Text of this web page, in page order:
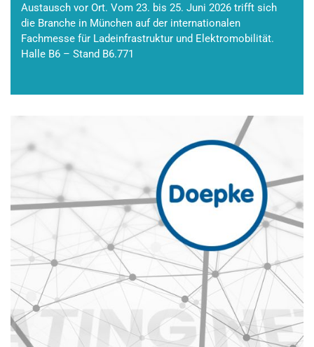
Austausch vor Ort. Vom 23. bis 25. Juni 2026 trifft sich
die Branche in München auf der internationalen
Fachmesse für Ladeinfrastruktur und Elektromobilität.
Halle B6 – Stand B6.771